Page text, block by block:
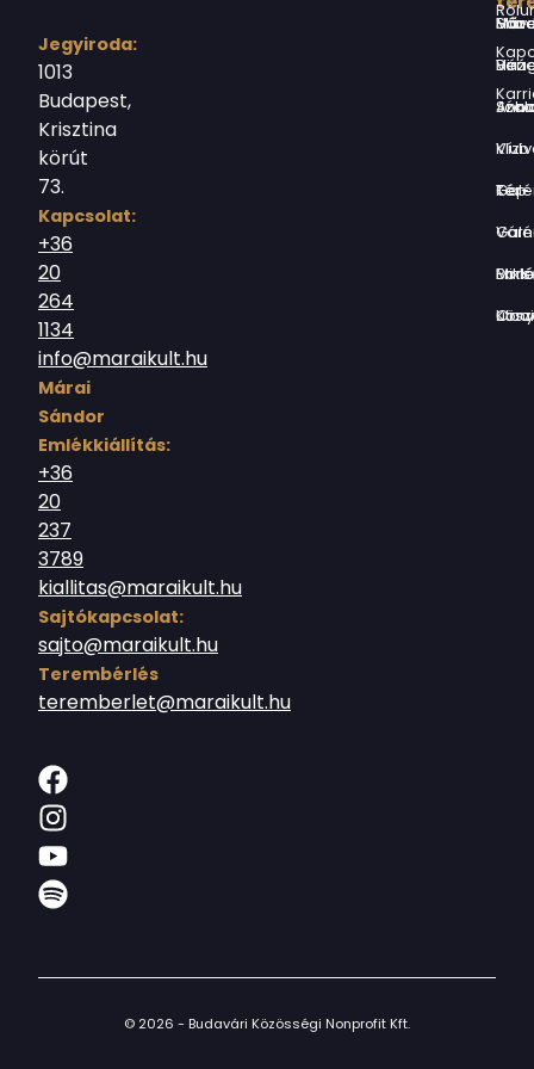
Jegyiroda:
1013
Budapest,
Krisztina
körút
73.
Kapcsolat:
+36
20
264
1134
info@maraikult.hu
Márai
Sándor
Emlékkiállítás:
+36
20
237
3789
kiallitas@maraikult.hu
Sajtókapcsolat:
sajto@maraikult.hu
Terembérlés
teremberlet@maraikult.hu
Márai Sándor Művelődési Ház
Virág Benedek Ház
Jókai Anna
Vízivárosi Klub
Tér-Kép
Várnegyed
Borsos
Országház
© 2026 - Budavári Közösségi Nonprofit Kft.